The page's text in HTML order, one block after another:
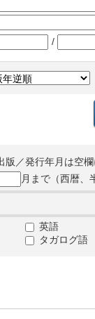
/
／発行年月は空欄
月まで（西暦、
英語
タガログ語